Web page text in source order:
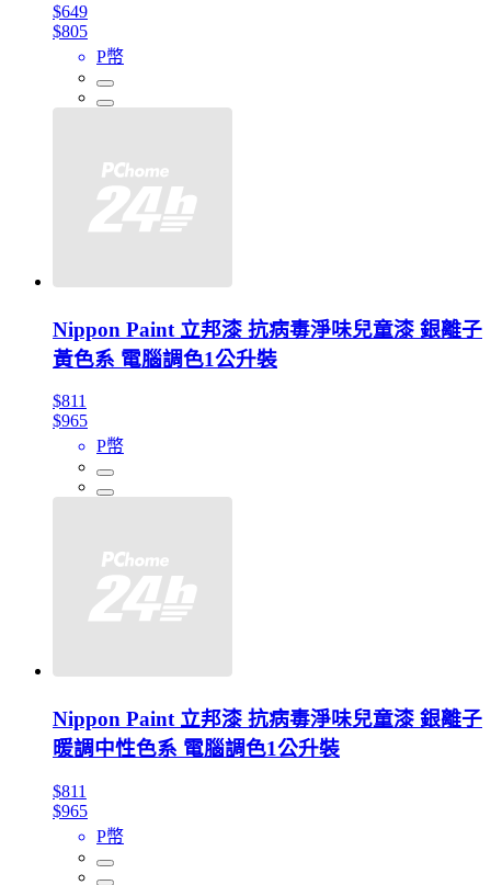
$649
$805
P幣
Nippon Paint 立邦漆 抗病毒淨味兒童漆 銀離子
黃色系 電腦調色1公升裝
$811
$965
P幣
Nippon Paint 立邦漆 抗病毒淨味兒童漆 銀離子
暖調中性色系 電腦調色1公升裝
$811
$965
P幣